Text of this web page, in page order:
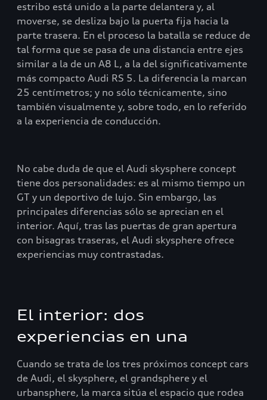
estribo está unido a la parte delantera y, al
moverse, se desliza bajo la puerta fija hacia la
parte trasera. En el proceso la batalla se reduce de
tal forma que se pasa de una distancia entre ejes
similar a la de un A8 L, a la del significativamente
más compacto Audi RS 5. La diferencia la marcan
25 centímetros; y no sólo técnicamente, sino
también visualmente y, sobre todo, en lo referido
a la experiencia de conducción.
No cabe duda de que el Audi skysphere concept
tiene dos personalidades: es al mismo tiempo un
GT y un deportivo de lujo. Sin embargo, las
principales diferencias sólo se aprecian en el
interior. Aquí, tras las puertas de gran apertura
con bisagras traseras, el Audi skysphere ofrece
experiencias muy contrastadas.
El interior: dos
experiencias en una
Cuando se trata de los tres próximos concept cars
de Audi, el skysphere, el grandsphere y el
urbansphere, la marca sitúa el espacio que rodea